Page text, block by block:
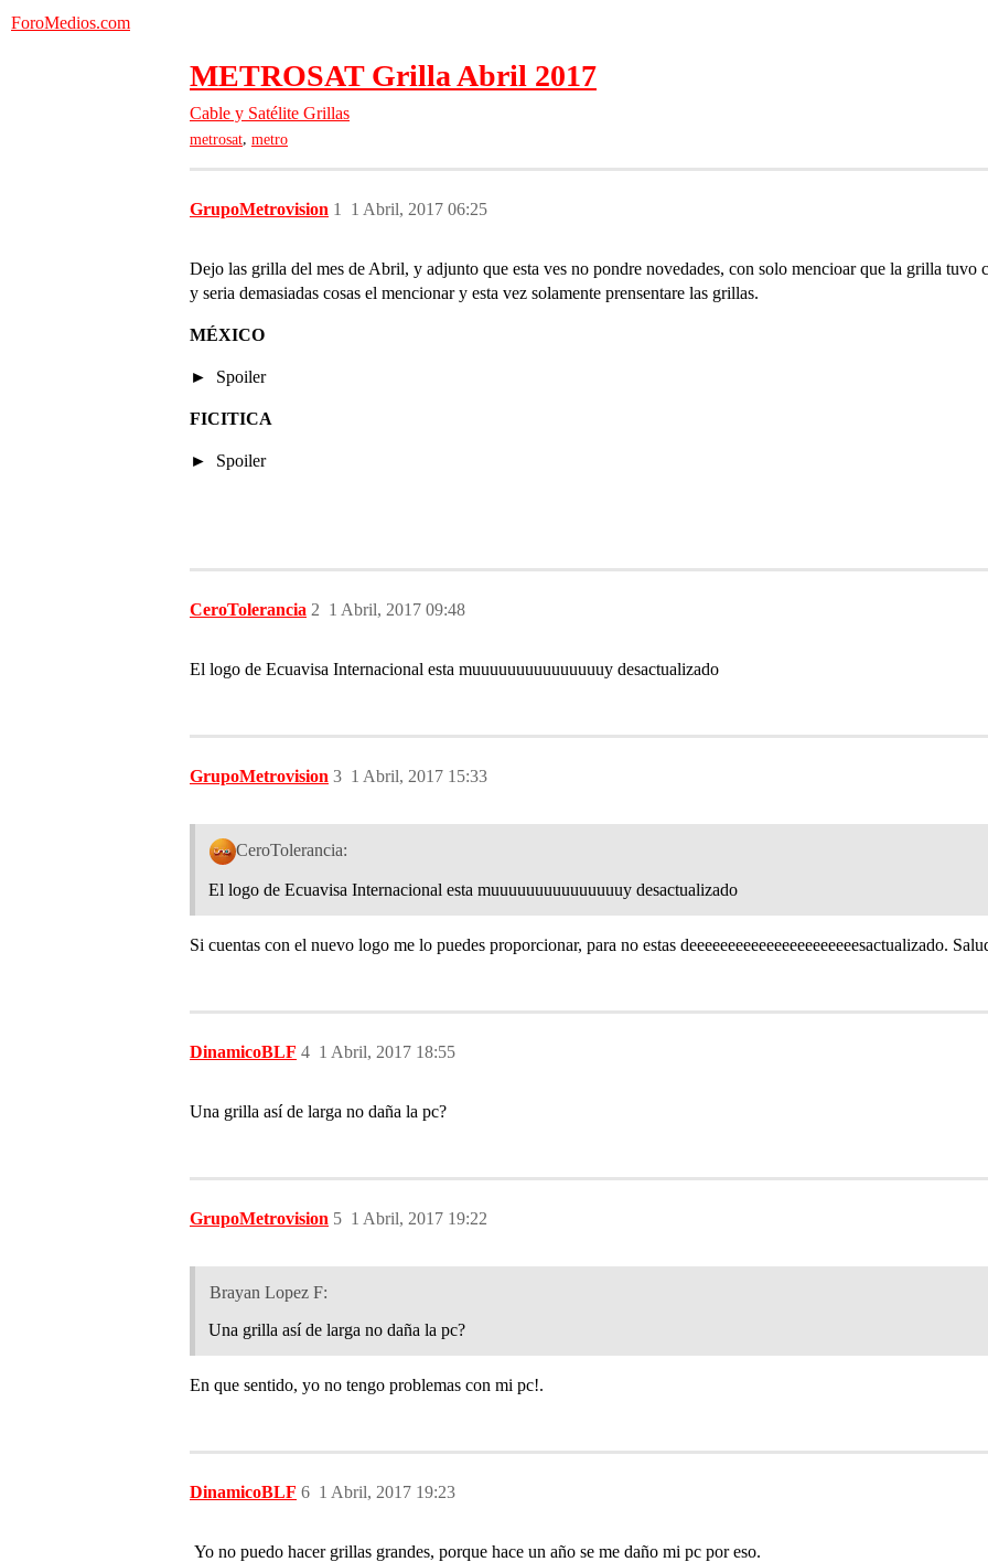
ForoMedios.com
METROSAT Grilla Abril 2017
Cable y Satélite Grillas
metrosat, metro
GrupoMetrovision 1 Abril, 2017 06:25
1
Dejo las grilla del mes de Abril, y adjunto que esta ves no pondre novedades, con solo mencioar que la grilla
y seria demasiadas cosas el mencionar y esta vez solamente prensentare las grillas.
MÉXICO
Spoiler
FICITICA
Spoiler
CeroTolerancia 1 Abril, 2017 09:48
2
El logo de Ecuavisa Internacional esta muuuuuuuuuuuuuuuy desactualizado
GrupoMetrovision 1 Abril, 2017 15:33
3
CeroTolerancia:
El logo de Ecuavisa Internacional esta muuuuuuuuuuuuuuuy desactualizado
Si cuentas con el nuevo logo me lo puedes proporcionar, para no estas deeeeeeeeeeeeeeeeeeeeeesactualizado.
DinamicoBLF 1 Abril, 2017 18:55
4
Una grilla así de larga no daña la pc?
GrupoMetrovision 1 Abril, 2017 19:22
5
Brayan Lopez F:
Una grilla así de larga no daña la pc?
En que sentido, yo no tengo problemas con mi pc!.
DinamicoBLF 1 Abril, 2017 19:23
6
Yo no puedo hacer grillas grandes, porque hace un año se me daño mi pc por eso.